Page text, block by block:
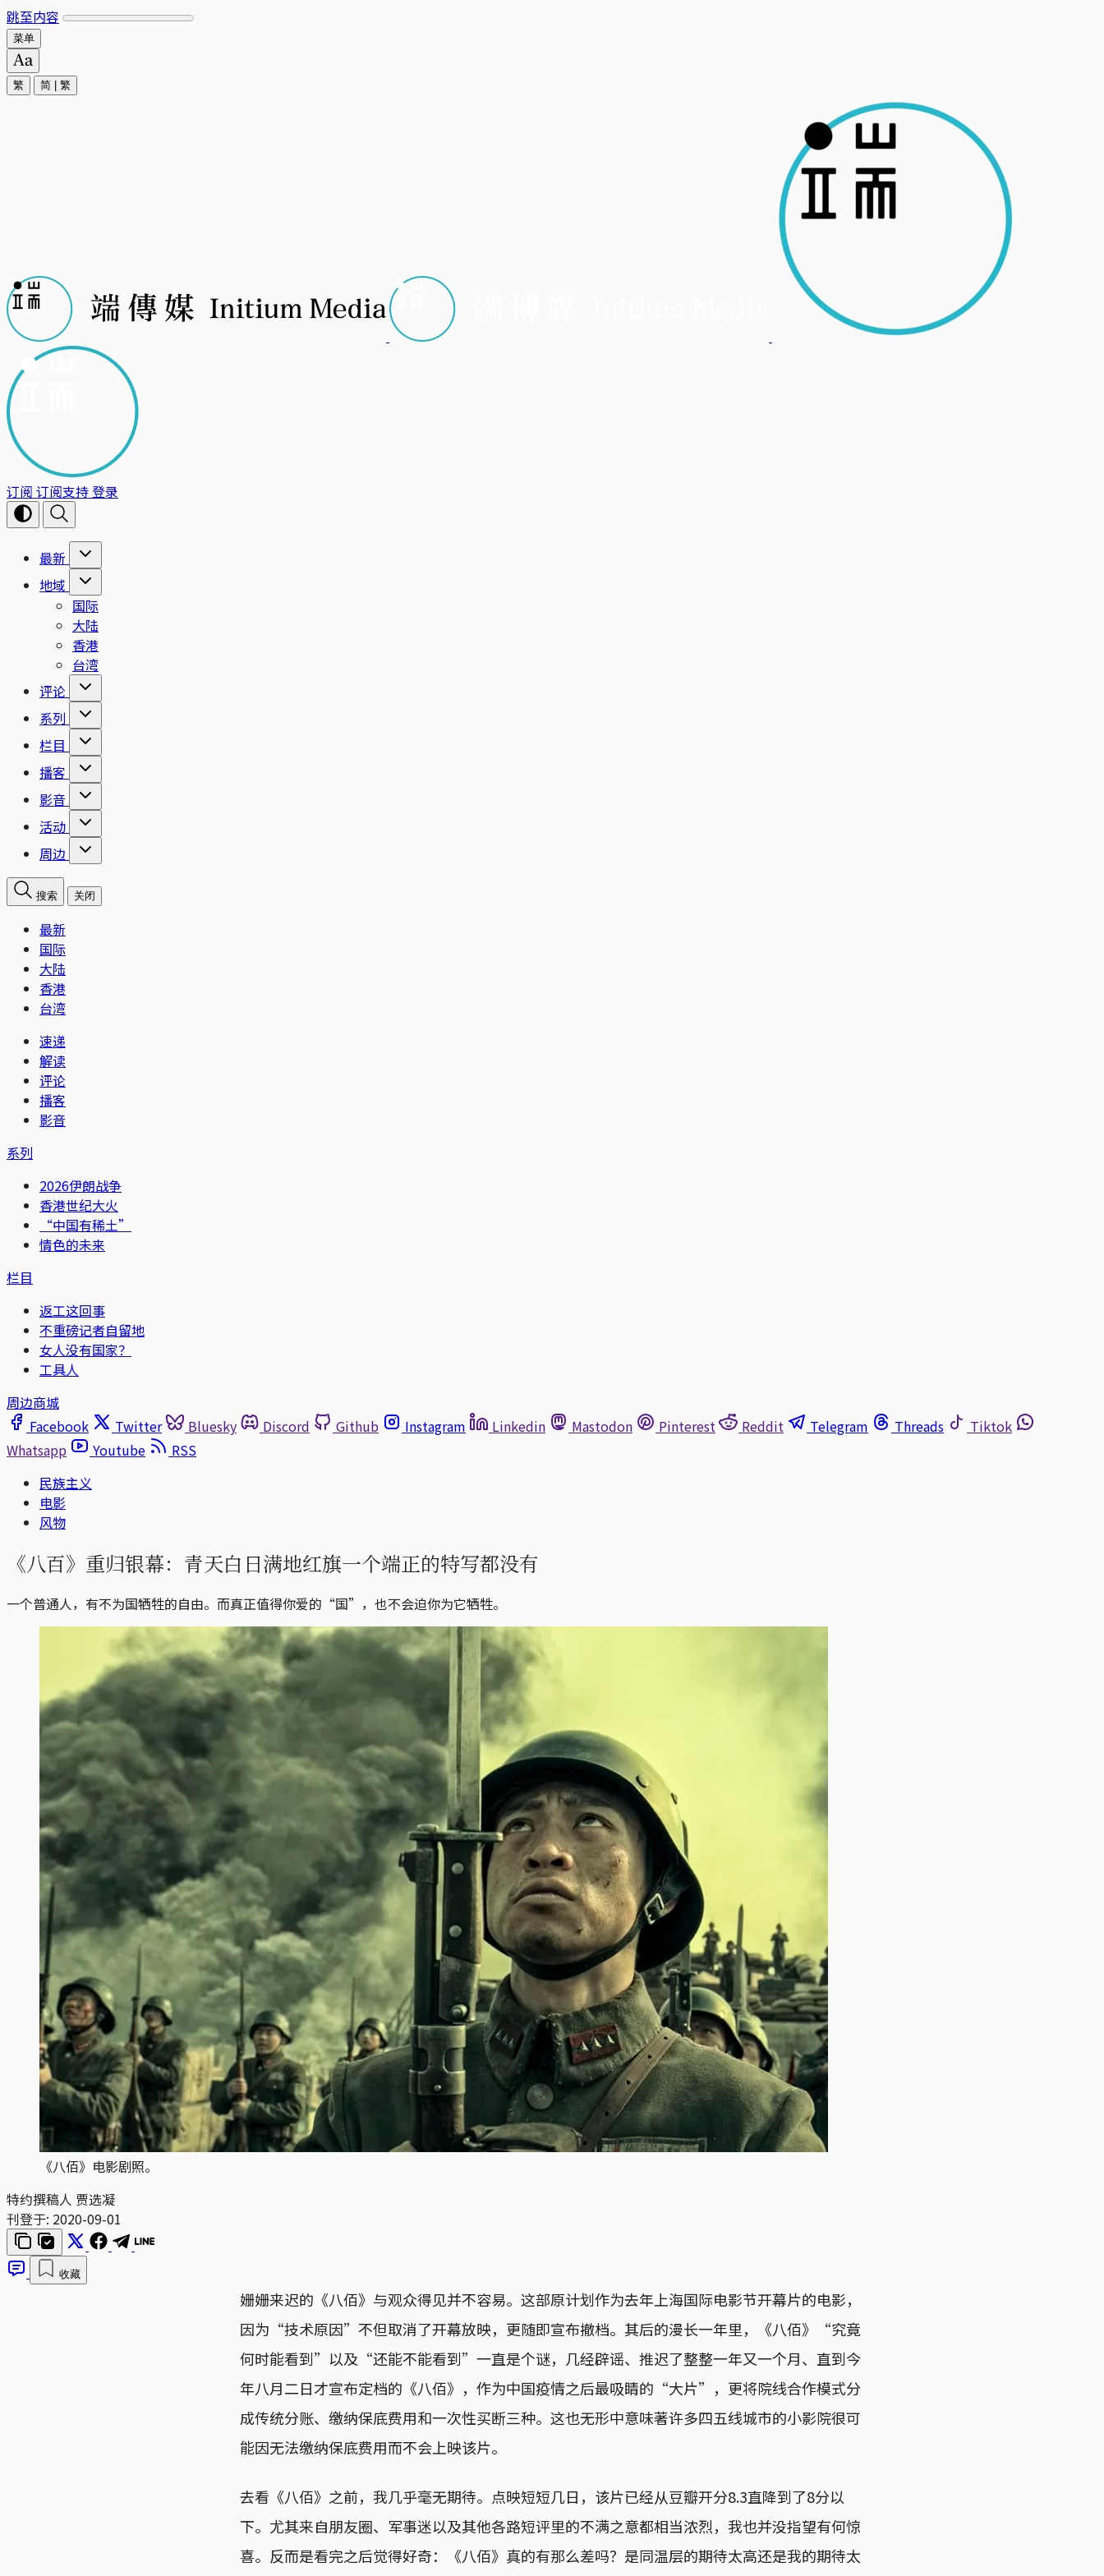
跳至内容
菜单
繁 简 繁
订阅 订阅支持登录
最新
地域
国际
大陆
香港
台湾
评论
系列
栏目
播客
影音
活动
周边
搜索 关闭
最新
国际
大陆
香港
台湾
速递
解读
评论
播客
影音
系列
2026伊朗战争
香港世纪大火
“中国有稀土”
情色的未来
栏目
返工这回事
不重磅记者自留地
女人没有国家？
工具人
周边商城
Facebook
Twitter Bluesky Discord Github Instagram Linkedin Mastodon Pinterest Reddit Telegram Threads
Tiktok
Whatsapp
Youtube
RSS
民族主义
电影
风物
《八百》重归银幕：青天白日满地红旗一个端正的特写都没有
一个普通人，有不为国牺牲的自由。而真正值得你爱的“国”，也不会迫你为它牺牲。
《八佰》电影剧照。
特约撰稿人 贾选凝
刊登于: 2020-09-01
收藏
姗姗来迟的《八佰》与观众得见并不容易。这部原计划作为去年上海国际电影节开幕片的电影，
因为“技术原因”不但取消了开幕放映，更随即宣布撤档。其后的漫长一年里，《八佰》“究竟
何时能看到”以及“还能不能看到”一直是个谜，几经辟谣、推迟了整整一年又一个月、直到今
年八月二日才宣布定档的《八佰》，作为中国疫情之后最吸睛的“大片”，更将院线合作模式分
成传统分账、缴纳保底费用和一次性买断三种。这也无形中意味著许多四五线城市的小影院很可
能因无法缴纳保底费用而不会上映该片。
去看《八佰》之前，我几乎毫无期待。点映短短几日，该片已经从豆瓣开分8.3直降到了8分以
下。尤其来自朋友圈、军事迷以及其他各路短评里的不满之意都相当浓烈，我也并没指望有何惊
喜。反而是看完之后觉得好奇：《八佰》真的有那么差吗？是同温层的期待太高还是我的期待太